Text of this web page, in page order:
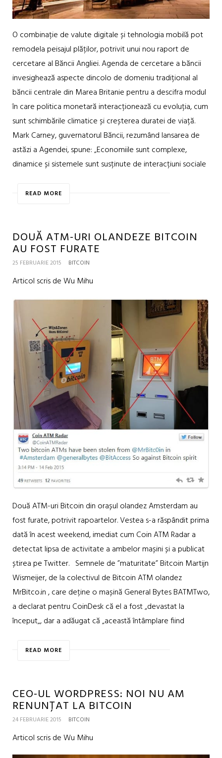
O combinație de valute digitale și tehnologia mobilă pot
remodela peisajul plăților, potrivit unui nou raport de
cercetare al Băncii Angliei. Agenda de cercetare a băncii
invesighează aspecte dincolo de domeniu tradițional al
băncii centrale din Marea Britanie pentru a descifra modul
în care politica monetară interacționează cu evoluția, cum
sunt schimbările climatice și creșterea duratei de viață.
Mark Carney, guvernatorul Băncii, rezumând lansarea de
astăzi a Agendei, spune: „Economiile sunt complexe,
dinamice și sistemele sunt susținute de interacțiuni sociale
READ MORE
DOUĂ ATM-URI OLANDEZE BITCOIN
AU FOST FURATE
25 FEBRUARIE 2015 BITCOIN
Articol scris de Wu Mihu
Două ATM-uri Bitcoin din orașul olandez Amsterdam au
fost furate, potrivit rapoartelor. Vestea s-a răspândit prima
dată în acest weekend, imediat cum Coin ATM Radar a
detectat lipsa de activitate a ambelor mașini și a publicat
știrea pe Twitter. Semnele de ”maturitate” Bitcoin Martijn
Wismeijer, de la colectivul de Bitcoin ATM olandez
MrBitco.in , care deține o mașină General Bytes BATMTwo,
a declarat pentru CoinDesk că el a fost „devastat la
început„, dar a adăugat că „această întâmplare fiind
READ MORE
CEO-UL WORDPRESS: NOI NU AM
RENUNȚAT LA BITCOIN
24 FEBRUARIE 2015 BITCOIN
Articol scris de Wu Mihu